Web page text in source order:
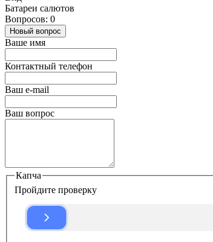
Батареи салютов
Вопросов: 0
Новый вопрос
Ваше имя
Контактный телефон
Ваш e-mail
Ваш вопрос
Капча
Пройдите проверку